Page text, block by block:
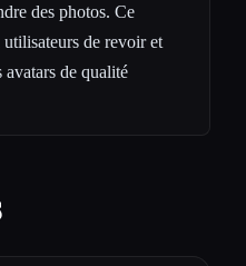
des photos. Ce
de revoir et
de qualité